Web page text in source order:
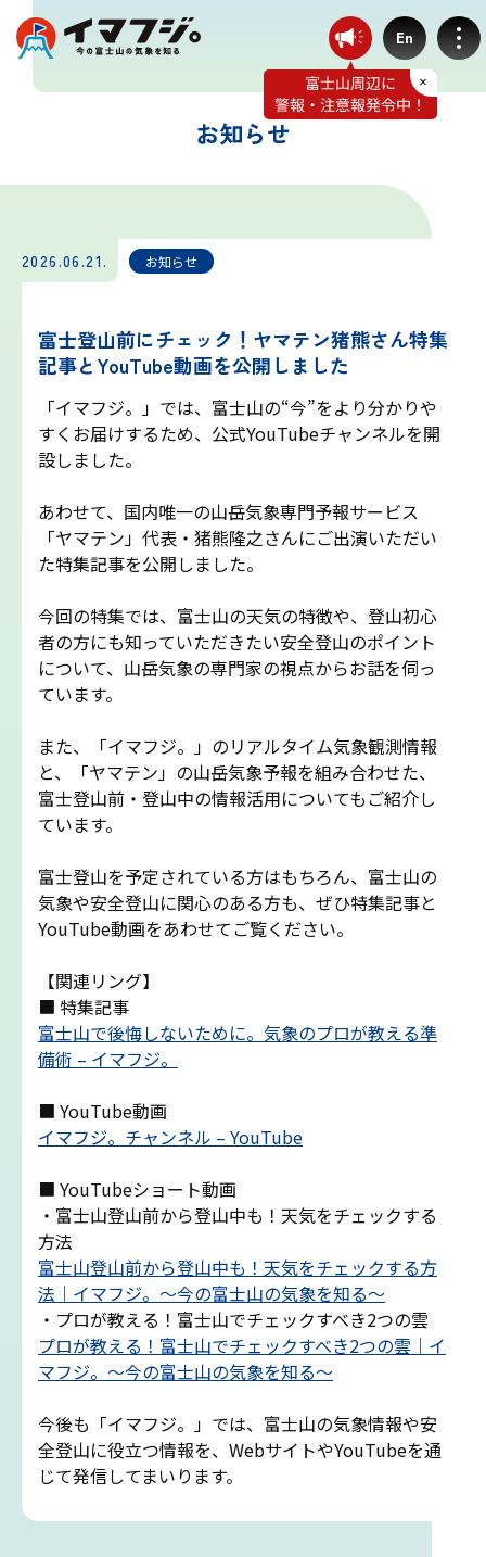
En
登山ルート別気象
富士宮ルート
御殿場ルート
須走ルート
吉田ルート
富士山まめ知識
観天望気(かんてんぼうき)
雷の危険性
富士山の気象の特徴
富士山の登山シーズンと装備
富士登山ルールとマナー
雷プロジェクト
サイネージプロジェクト
お知らせ
プロフェッショナルのつぶやき
いまふじぃ～さんの部屋
プライバシーポリシー
お知らせ
2026.06.21. お知らせ
富士登山前にチェック！ヤマテン猪熊さん特集
記事とYouTube動画を公開しました
「イマフジ。」では、富士山の“今”をより分かりや
すくお届けするため、公式YouTubeチャンネルを開
設しました。
あわせて、国内唯一の山岳気象専門予報サービス
「ヤマテン」代表・猪熊隆之さんにご出演いただい
た特集記事を公開しました。
今回の特集では、富士山の天気の特徴や、登山初心
者の方にも知っていただきたい安全登山のポイント
について、山岳気象の専門家の視点からお話を伺っ
ています。
また、「イマフジ。」のリアルタイム気象観測情報
と、「ヤマテン」の山岳気象予報を組み合わせた、
富士登山前・登山中の情報活用についてもご紹介し
ています。
富士登山を予定されている方はもちろん、富士山の
気象や安全登山に関心のある方も、ぜひ特集記事と
YouTube動画をあわせてご覧ください。
【関連リング】
■ 特集記事
富士山で後悔しないために。気象のプロが教える準
備術 – イマフジ。
■ YouTube動画
イマフジ。チャンネル – YouTube
■ YouTubeショート動画
・富士山登山前から登山中も！天気をチェックする
方法
富士山登山前から登山中も！天気をチェックする方
法｜イマフジ。～今の富士山の気象を知る～
・プロが教える！富士山でチェックすべき2つの雲
プロが教える！富士山でチェックすべき2つの雲｜イ
マフジ。～今の富士山の気象を知る～
今後も「イマフジ。」では、富士山の気象情報や安
全登山に役立つ情報を、WebサイトやYouTubeを通
じて発信してまいります。